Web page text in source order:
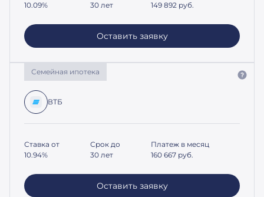
10.09%
30 лет
149 892 руб.
Оставить заявку
Семейная ипотека
ВТБ
Ставка от
10.94%
Срок до
30 лет
Платеж в месяц
160 667 руб.
Оставить заявку